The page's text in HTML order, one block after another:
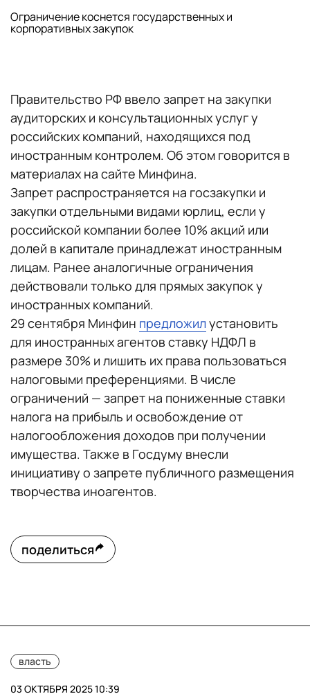
Ограничение коснется государственных и
корпоративных закупок
Правительство РФ ввело запрет на закупки
аудиторских и консультационных услуг у
российских компаний, находящихся под
иностранным контролем. Об этом говорится в
материалах на сайте Минфина.
Запрет распространяется на госзакупки и
закупки отдельными видами юрлиц, если у
российской компании более 10% акций или
долей в капитале принадлежат иностранным
лицам. Ранее аналогичные ограничения
действовали только для прямых закупок у
иностранных компаний.
29 сентября Минфин предложилустановить
для иностранных агентов ставку НДФЛ в
размере 30% и лишить их права пользоваться
налоговыми преференциями. В числе
ограничений — запрет на пониженные ставки
налога на прибыль и освобождение от
налогообложения доходов при получении
имущества. Также в Госдуму внесли
инициативу о запрете публичного размещения
творчества иноагентов.
поделиться
власть
03 ОКТЯБРЯ 2025 10:39